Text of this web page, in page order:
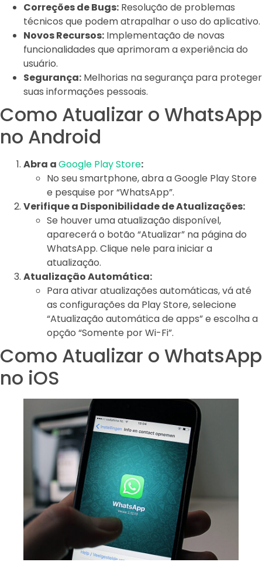
Correções de Bugs: Resolução de problemas
técnicos que podem atrapalhar o uso do aplicativo.
Novos Recursos: Implementação de novas
funcionalidades que aprimoram a experiência do
usuário.
Segurança: Melhorias na segurança para proteger
suas informações pessoais.
Como Atualizar o WhatsApp
no Android
Abra aGoogle Play Store:
No seu smartphone, abra a Google Play Store
e pesquise por “WhatsApp”.
Verifique a Disponibilidade de Atualizações:
Se houver uma atualização disponível,
aparecerá o botão “Atualizar” na página do
WhatsApp. Clique nele para iniciar a
atualização.
Atualização Automática:
Para ativar atualizações automáticas, vá até
as configurações da Play Store, selecione
“Atualização automática de apps” e escolha a
opção “Somente por Wi-Fi”.
Como Atualizar o WhatsApp
no iOS